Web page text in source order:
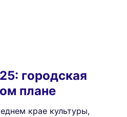
городская
плане
крае культуры,